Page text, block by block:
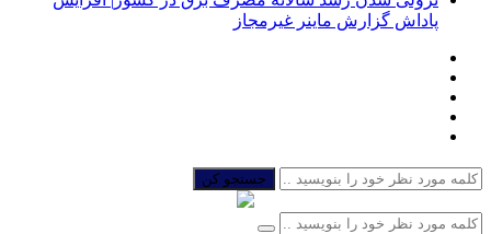
پاداش گزارش ماینر غیرمجاز
جستجو کن